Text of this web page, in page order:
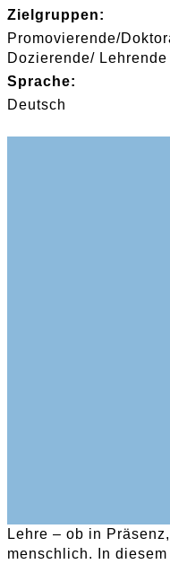
Zielgruppen:
Promovierende/
Dozierende/ Lehrende
Sprache:
Deutsch
Lehre – ob in
menschlich. In